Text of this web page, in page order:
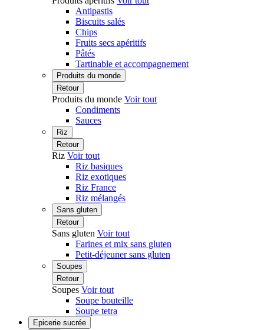
Antipastis
Biscuits salés
Chips
Fruits secs apéritifs
Pâtés
Tartinable et accompagnement
Produits du monde
Retour
Produits du monde Voir tout
Condiments
Sauces
Riz
Retour
Riz Voir tout
Riz basiques
Riz exotiques
Riz France
Riz mélangés
Sans gluten
Retour
Sans gluten Voir tout
Farines et mix sans gluten
Petit-déjeuner sans gluten
Soupes
Retour
Soupes Voir tout
Soupe bouteille
Soupe tetra
Epicerie sucrée